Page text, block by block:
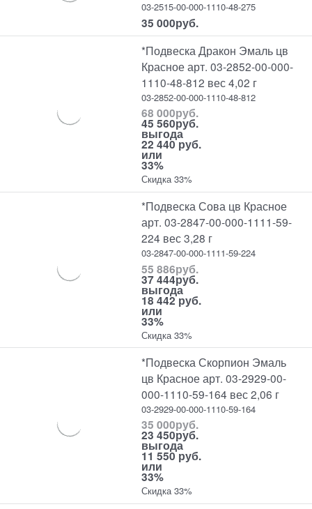
03-2515-00-000-1110-48-275
35 000руб.
*Подвеска Дракон Эмаль цв
Красное арт. 03-2852-00-000-
1110-48-812 вес 4,02 г
03-2852-00-000-1110-48-812
68 000руб.
45 560руб.
выгода
22 440 руб.
или
33%
Скидка 33%
*Подвеска Сова цв Красное
арт. 03-2847-00-000-1111-59-
224 вес 3,28 г
03-2847-00-000-1111-59-224
55 886руб.
37 444руб.
выгода
18 442 руб.
или
33%
Скидка 33%
*Подвеска Скорпион Эмаль
цв Красное арт. 03-2929-00-
000-1110-59-164 вес 2,06 г
03-2929-00-000-1110-59-164
35 000руб.
23 450руб.
выгода
11 550 руб.
или
33%
Скидка 33%